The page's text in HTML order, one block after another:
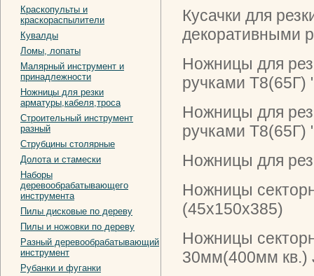
Краскопульты и
краскораспылители
Кувалды
Ломы, лопаты
Малярный инструмент и
принадлежности
Ножницы для резки
арматуры,кабеля,троса
Строительный инструмент
разный
Струбцины столярные
Долота и стамески
Наборы
деревообрабатывающего
инструмента
Пилы дисковые по дереву
Пилы и ножовки по дереву
Разный деревообрабатывающий
инструмент
Рубанки и фуганки
Кусачки для
декоративными
Ножницы для
ручками Т8(65Г)
Ножницы для
ручками Т8(65Г)
Ножницы для
Ножницы
(45х150х385)
Ножницы
30мм(400мм кв.)